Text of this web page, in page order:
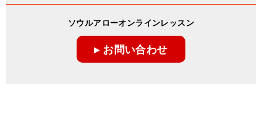
ソウルアローオンラインレッスン
▸ お問い合わせ